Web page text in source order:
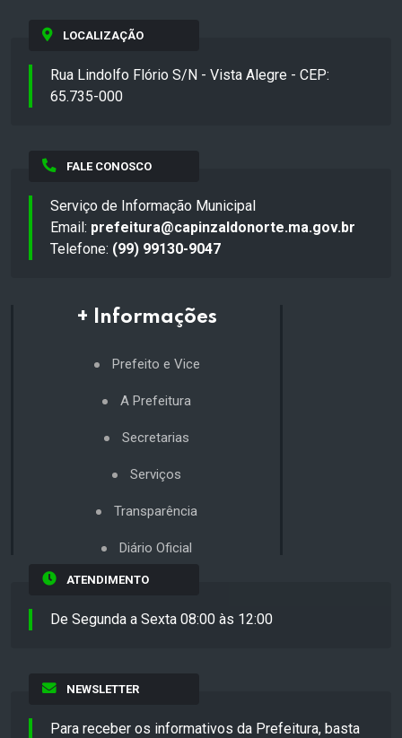
LOCALIZAÇÃO
Rua Lindolfo Flório S/N - Vista Alegre - CEP:
65.735-000
FALE CONOSCO
Serviço de Informação Municipal
Email: prefeitura@capinzaldonorte.ma.gov.br
Telefone: (99) 99130-9047
+ Informações
Prefeito e Vice
A Prefeitura
Secretarias
Serviços
Transparência
Diário Oficial
ATENDIMENTO
De Segunda a Sexta 08:00 às 12:00
NEWSLETTER
Para receber os informativos da Prefeitura, basta